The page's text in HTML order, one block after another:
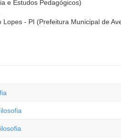
e Estudos Pedagógicos)
Lopes - PI (Prefeitura Municipal de